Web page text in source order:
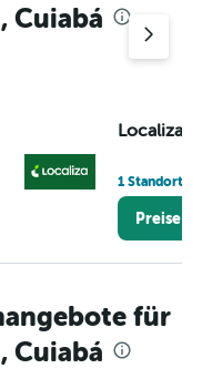
Cuiabá
Localiza
1 Standort
Preise
für
Cuiabá